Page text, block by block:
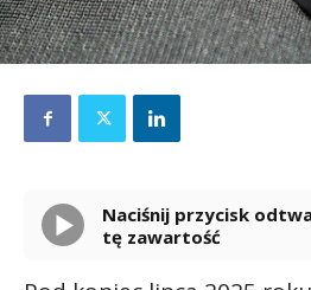
Naciśnij przycisk odtwarzania, aby odsłuchać
tę zawartość